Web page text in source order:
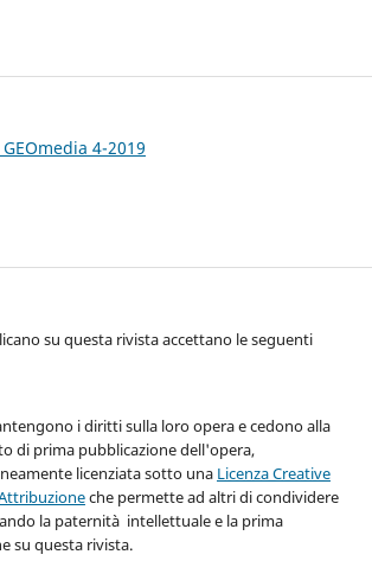
4-2019
su questa rivista accettano le seguenti
i diritti sulla loro opera e cedono alla
di prima pubblicazione dell'opera,
licenziata sotto una Licenza Creative
che permette ad altri di condividere
la paternità intellettuale e la prima
su questa rivista.